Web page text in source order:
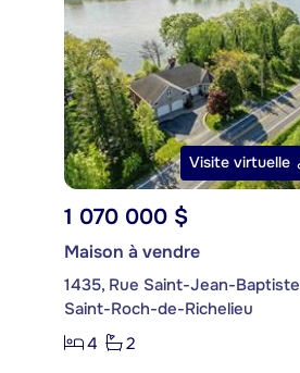
Visite virtuelle
1 070 000 $
Maison à vendre
1435, Rue Saint-Jean-Baptiste
Saint-Roch-de-Richelieu
4
2